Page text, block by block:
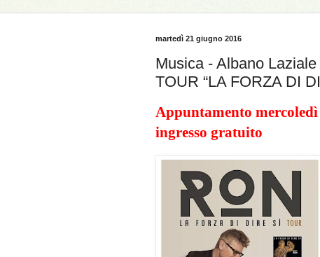
martedì 21 giugno 2016
Musica - Albano
TOUR “LA FORZA DI
Appuntamento
ingresso gratuito